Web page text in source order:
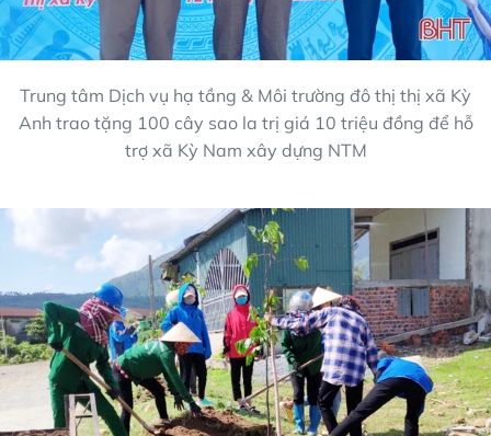
Trung tâm Dịch vụ hạ tầng & Môi trường đô thị thị xã Kỳ
Anh trao tặng 100 cây sao la trị giá 10 triệu đồng để hỗ
trợ xã Kỳ Nam xây dựng NTM